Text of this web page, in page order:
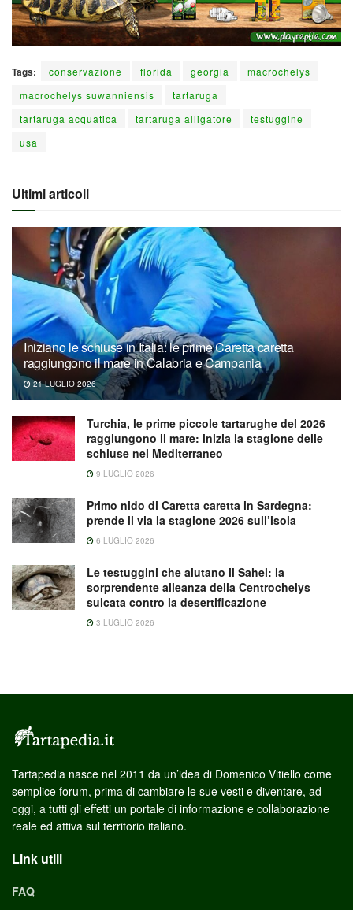
Tags: conservazione florida georgia
macrochelys
macrochelys suwanniensis
tartaruga
tartaruga acquatica
tartaruga alligatore
testuggine
usa
Ultimi articoli
Iniziano le schiuse in Italia: le prime Caretta caretta
raggiungono il mare in Calabria e Campania
21 LUGLIO 2026
Turchia, le prime piccole tartarughe del 2026
raggiungono il mare: inizia la stagione delle
schiuse nel Mediterraneo
9 LUGLIO 2026
Primo nido di Caretta caretta in Sardegna:
prende il via la stagione 2026 sull’isola
6 LUGLIO 2026
Le testuggini che aiutano il Sahel: la
sorprendente alleanza della Centrochelys
sulcata contro la desertificazione
3 LUGLIO 2026
Tartapedia nasce nel 2011 da un’idea di Domenico Vitiello come
semplice forum, prima di cambiare le sue vesti e diventare, ad
oggi, a tutti gli effetti un portale di informazione e collaborazione
reale ed attiva sul territorio italiano.
Link utili
FAQ